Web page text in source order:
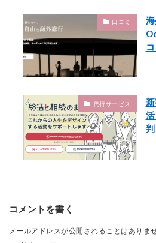
口コミ
代行サービス
コメントを書く
メールアドレスが公開されることはありませ